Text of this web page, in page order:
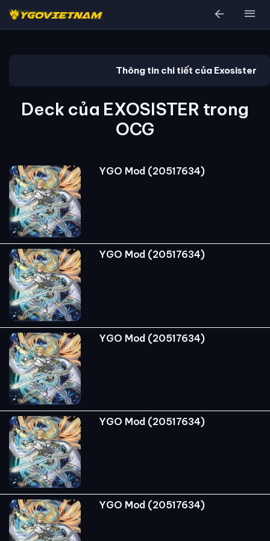
arrow_back menu
Thông tin chi tiết của Exosister
Deck của EXOSISTER trong
OCG
YGO Mod (20517634)
YGO Mod (20517634)
YGO Mod (20517634)
YGO Mod (20517634)
YGO Mod (20517634)